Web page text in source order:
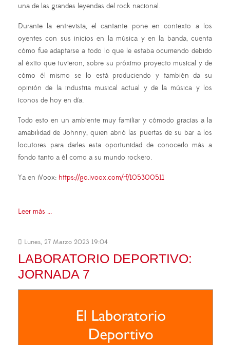
una de las grandes leyendas del rock nacional.
Durante la entrevista, el cantante pone en contexto a los
oyentes con sus inicios en la música y en la banda, cuenta
cómo fue adaptarse a todo lo que le estaba ocurriendo debido
al éxito que tuvieron, sobre su próximo proyecto musical y de
cómo él mismo se lo está produciendo y también da su
opinión de la industria musical actual y de la música y los
iconos de hoy en día.
Todo esto en un ambiente muy familiar y cómodo gracias a la
amabilidad de Johnny, quien abrió las puertas de su bar a los
locutores para darles esta oportunidad de conocerlo más a
fondo tanto a él como a su mundo rockero.
Ya en iVoox: https://go.ivoox.com/rf/105300511
Leer más ...
Lunes, 27 Marzo 2023 19:04
LABORATORIO DEPORTIVO:
JORNADA 7